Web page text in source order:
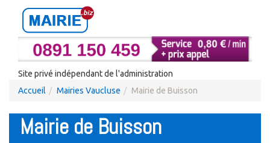
Site privé indépendant de l'administration
Accueil
Mairies Vaucluse Mairie de Buisson
Mairie de Buisson